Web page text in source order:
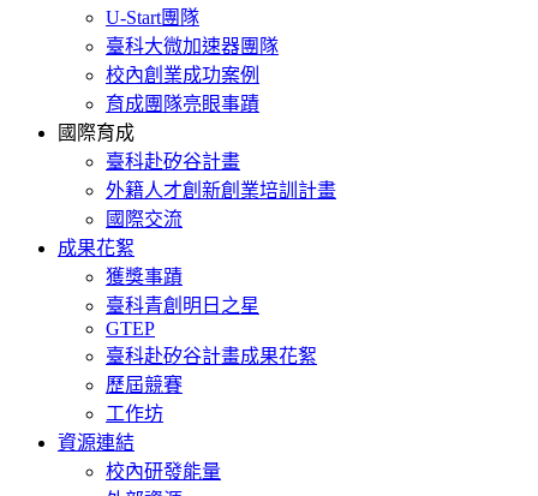
U-Start團隊
臺科大微加速器團隊
校內創業成功案例
育成團隊亮眼事蹟
國際育成
臺科赴矽谷計畫
外籍人才創新創業培訓計畫
國際交流
成果花絮
獲獎事蹟
臺科青創明日之星
GTEP
臺科赴矽谷計畫成果花絮
歷屆競賽
工作坊
資源連結
校內研發能量